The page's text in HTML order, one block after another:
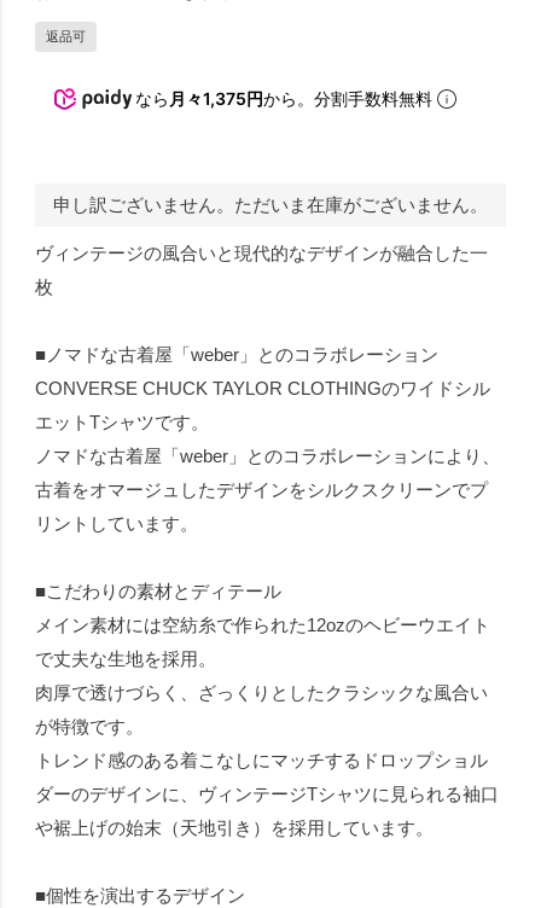
返品可
なら 月々1,375円から。分割手数料無料
申し訳ございません。ただいま在庫がございません。
ヴィンテージの風合いと現代的なデザインが融合した一
枚
■ノマドな古着屋「weber」とのコラボレーション
CONVERSE CHUCK TAYLOR CLOTHINGのワイドシル
エットTシャツです。
ノマドな古着屋「weber」とのコラボレーションにより、
古着をオマージュしたデザインをシルクスクリーンでプ
リントしています。
■こだわりの素材とディテール
メイン素材には空紡糸で作られた12ozのヘビーウエイト
で丈夫な生地を採用。
肉厚で透けづらく、ざっくりとしたクラシックな風合い
が特徴です。
トレンド感のある着こなしにマッチするドロップショル
ダーのデザインに、ヴィンテージTシャツに見られる袖口
や裾上げの始末（天地引き）を採用しています。
■個性を演出するデザイン